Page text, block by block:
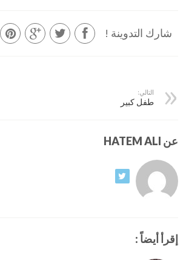
شارك التدوينة !
التالي:
طفل كبير
عن HATEM ALI
إقرأ أيضاً :